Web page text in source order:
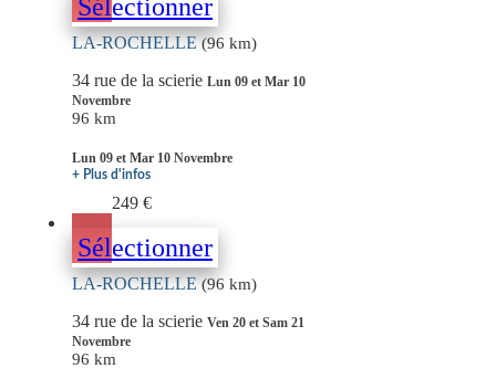
Sélectionner
LA-ROCHELLE(96 km)
34 rue de la scierie Lun 09 et Mar 10
Novembre
96 km
Lun 09 et Mar 10 Novembre
+ Plus d'infos
249 €
Sélectionner
LA-ROCHELLE(96 km)
34 rue de la scierie Ven 20 et Sam 21
Novembre
96 km